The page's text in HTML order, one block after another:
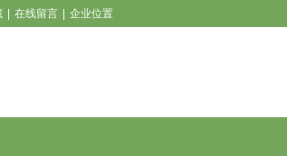
在线留言 企业位置